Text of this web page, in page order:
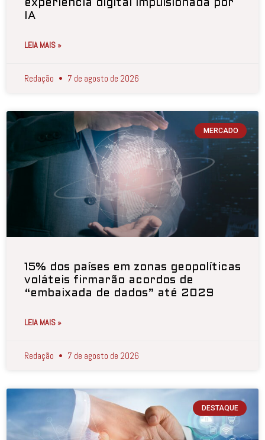
experiência digital impulsionada por
IA
LEIA MAIS »
Redação 7 de agosto de 2026
MERCADO
15% dos países em zonas geopolíticas
voláteis firmarão acordos de
“embaixada de dados” até 2029
LEIA MAIS »
Redação 7 de agosto de 2026
DESTAQUE